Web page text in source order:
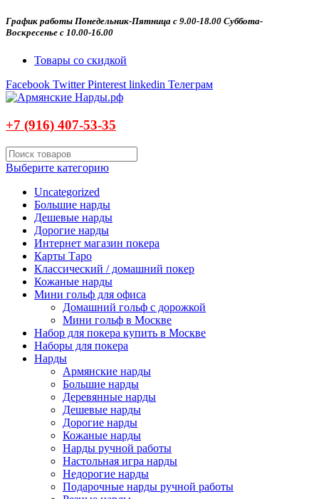
График работы Понедельник-Пятница с 9.00-18.00 Суббота-
Воскресенье с 10.00-16.00
Товары со скидкой
Facebook Twitter Pinterest linkedin Телеграм
+7 (916) 407-53-35
Выберите категорию
Uncategorized
Большие нарды
Дешевые нарды
Дорогие нарды
Интернет магазин покера
Карты Таро
Классический / домашний покер
Кожаные нарды
Мини гольф для офиса
Домашний гольф с дорожкой
Мини гольф в Москве
Набор для покера купить в Москве
Наборы для покера
Нарды
Армянские нарды
Большие нарды
Деревянные нарды
Дешевые нарды
Дорогие нарды
Кожаные нарды
Нарды ручной работы
Настольная игра нарды
Недорогие нарды
Подарочные нарды ручной работы